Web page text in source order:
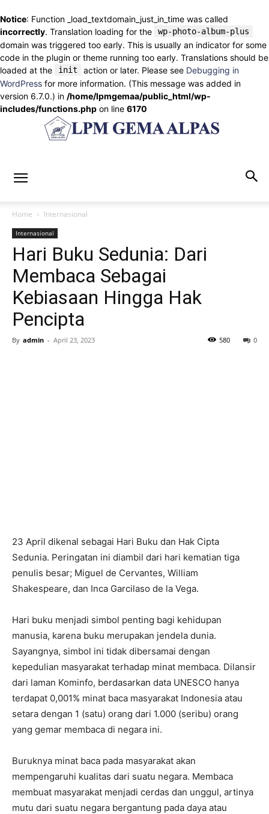
Notice: Function _load_textdomain_just_in_time was called
incorrectly. Translation loading for the wp-photo-album-plus
domain was triggered too early. This is usually an indicator for some
code in the plugin or theme running too early. Translations should be
loaded at the
init action or later. Please see Debugging in
WordPress for more information. (This message was added in
version 6.7.0.) in /home/lpmgemaa/public_html/wp-
includes/functions.php on line 6170
Home Internasional
Internasional
Hari Buku Sedunia: Dari
Membaca Sebagai
Kebiasaan Hingga Hak
Pencipta
By admin - April 23, 2023 0
580
23 April dikenal sebagai Hari Buku dan Hak Cipta
Sedunia. Peringatan ini diambil dari hari kematian tiga
penulis besar; Miguel de Cervantes, William
Shakespeare, dan Inca Garcilaso de la Vega.
Hari buku menjadi simbol penting bagi kehidupan
manusia, karena buku merupakan jendela dunia.
Sayangnya, simbol ini tidak dibersamai dengan
kepedulian masyarakat terhadap minat membaca. Dilansir
dari laman Kominfo, berdasarkan data UNESCO hanya
terdapat 0,001% minat baca masyarakat Indonesia atau
setara dengan 1 (satu) orang dari 1.000 (seribu) orang
yang gemar membaca di negara ini.
Buruknya minat baca pada masyarakat akan
mempengaruhi kualitas dari suatu negara. Membaca
membuat masyarakat menjadi cerdas dan unggul, artinya
mutu dari suatu negara bergantung pada daya atau